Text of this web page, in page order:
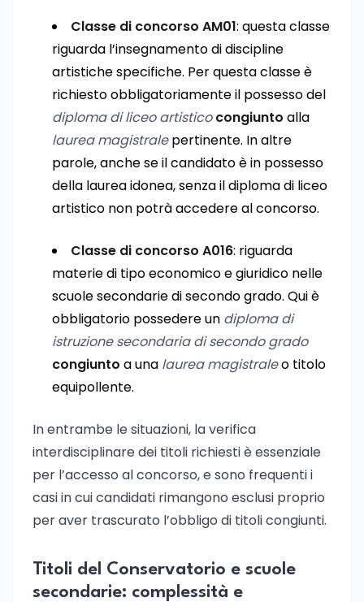
Classe di concorso AM01: questa classe
riguarda l’insegnamento di discipline
artistiche specifiche. Per questa classe è
richiesto obbligatoriamente il possesso del
diploma di liceo artistico congiunto alla
laurea magistralepertinente. In altre
parole, anche se il candidato è in possesso
della laurea idonea, senza il diploma di liceo
artistico non potrà accedere al concorso.
Classe di concorso A016: riguarda
materie di tipo economico e giuridico nelle
scuole secondarie di secondo grado. Qui è
obbligatorio possedere un diploma di
istruzione secondaria di secondo grado
congiunto a una laurea magistraleo titolo
equipollente.
In entrambe le situazioni, la verifica
interdisciplinare dei titoli richiesti è essenziale
per l’accesso al concorso, e sono frequenti i
casi in cui candidati rimangono esclusi proprio
per aver trascurato l’obbligo di titoli congiunti.
Titoli del Conservatorio e scuole
secondarie: complessità e